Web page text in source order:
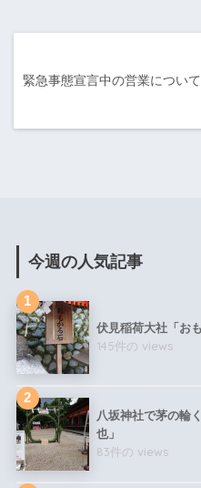
緊急事態宣言中の営業について
今週の人気記事
伏見稲荷大社「お
145件の views
八坂神社で茅の輪
也」
83件の views